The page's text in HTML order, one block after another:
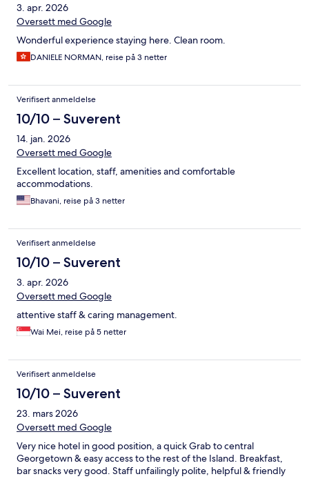
3. apr. 2026
Oversett med Google
Wonderful experience staying here. Clean room.
DANIELE NORMAN, reise på 3 netter
Verifisert anmeldelse
10/10 – Suverent
14. jan. 2026
Oversett med Google
Excellent location, staff, amenities and comfortable
accommodations.
Bhavani, reise på 3 netter
Verifisert anmeldelse
10/10 – Suverent
3. apr. 2026
Oversett med Google
attentive staff & caring management.
Wai Mei, reise på 5 netter
Verifisert anmeldelse
10/10 – Suverent
23. mars 2026
Oversett med Google
Very nice hotel in good position, a quick Grab to central
Georgetown & easy access to the rest of the Island. Breakfast,
bar snacks very good. Staff unfailingly polite, helpful & friendly